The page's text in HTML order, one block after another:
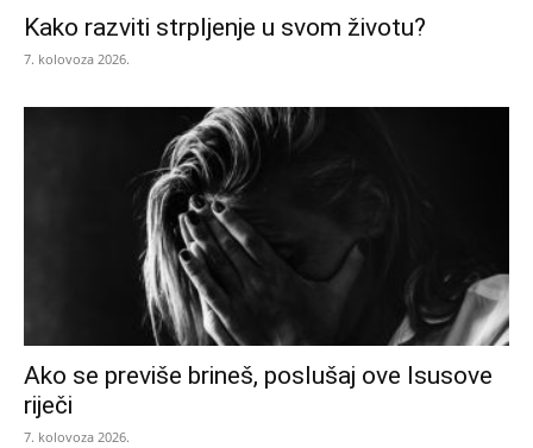
Kako razviti strpljenje u svom životu?
7. kolovoza 2026.
Ako se previše brineš, poslušaj ove Isusove
riječi
7. kolovoza 2026.